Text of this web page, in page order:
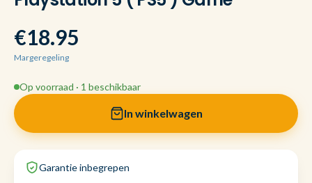
€18.95
Margeregeling
Op voorraad · 1 beschikbaar
In winkelwagen
Garantie inbegrepen